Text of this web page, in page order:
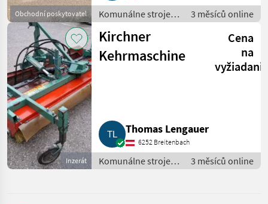
Obchodní poskytovatel
Komunálne stroje /
Zametací stroj
3 měsíců online
Inzerát
Kirchner
Kehrmaschine
Cena
na
Thomas Lengauer
6252 Breitenbach
Komunálne stroje /
Zametací stroj
3 měsíců online